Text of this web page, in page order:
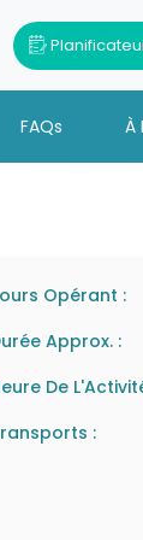
FAQs À
Opérant :
Approx. :
De
: